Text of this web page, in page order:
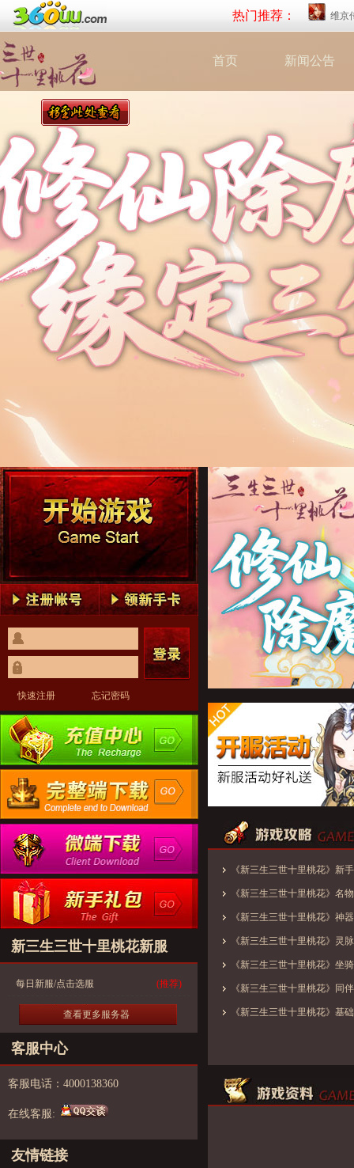
热门推荐： 维京
首页 新闻公告
快速注册 忘记密码
新三生三世十里桃花新服
每日新服/点击选服 (推荐)
查看更多服务器
客服中心
客服电话：4000138360
在线客服:
友情链接
新三生三世十里桃花1
新三生三世十里桃花1
新三生三世十里桃花2
新三生三世十里桃花2
新三生三世十里桃花3
新三生三世十里桃花3
新三生三世十里桃花4
新三生三世十里桃花4
新三生三世十里桃花5
新三生三世十里桃花5
《新三生三世十里桃花》新
《新三生三世十里桃花》名
《新三生三世十里桃花》神
《新三生三世十里桃花》灵
《新三生三世十里桃花》坐
《新三生三世十里桃花》同
《新三生三世十里桃花》基